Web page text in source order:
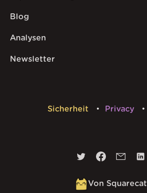
Blog
Analysen
Newsletter
Sicherheit Privacy
Von Squarecat